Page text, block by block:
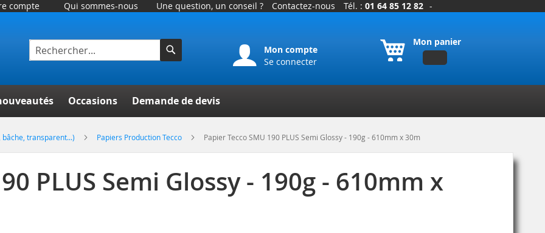
compte Qui sommes-nous Une question, un conseil ? Contactez-nous Tél. : 01 64 85 12 82 -
Mon panier
Mon compte
Se connecter
Occasions Demande de devis
transparent...) Papiers Production Tecco Papier Tecco SMU 190 PLUS Semi Glossy - 190g - 610mm x 30m
PLUS Semi Glossy - 190g - 610mm x